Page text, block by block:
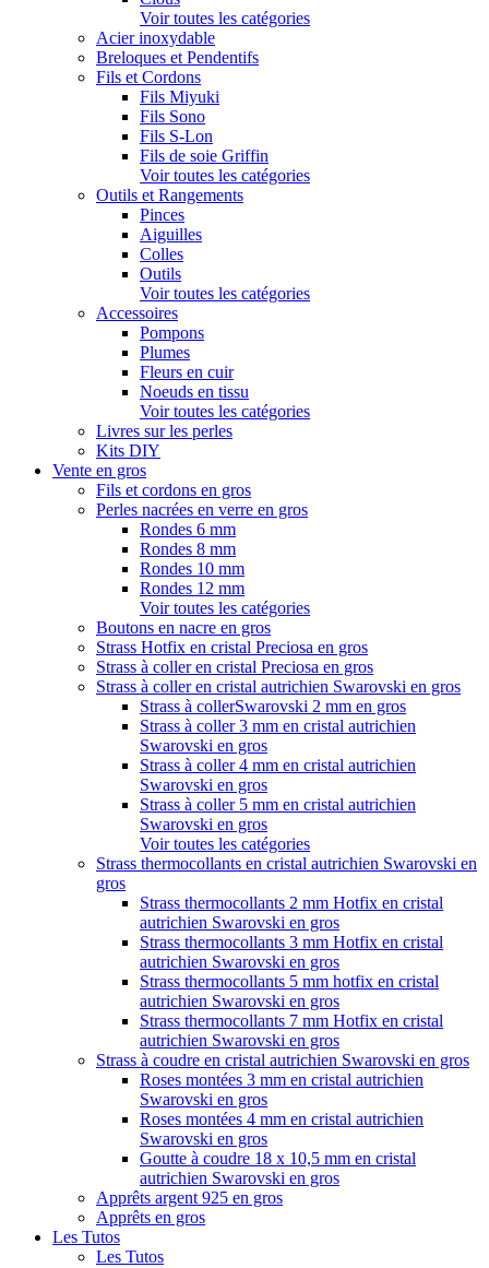
Voir toutes les catégories
Acier inoxydable
Breloques et Pendentifs
Fils et Cordons
Fils Miyuki
Fils Sono
Fils S-Lon
Fils de soie Griffin
Voir toutes les catégories
Outils et Rangements
Pinces
Aiguilles
Colles
Outils
Voir toutes les catégories
Accessoires
Pompons
Plumes
Fleurs en cuir
Noeuds en tissu
Voir toutes les catégories
Livres sur les perles
Kits DIY
Vente en gros
Fils et cordons en gros
Perles nacrées en verre en gros
Rondes 6 mm
Rondes 8 mm
Rondes 10 mm
Rondes 12 mm
Voir toutes les catégories
Boutons en nacre en gros
Strass Hotfix en cristal Preciosa en gros
Strass à coller en cristal Preciosa en gros
Strass à coller en cristal autrichien Swarovski en gros
Strass à collerSwarovski 2 mm en gros
Strass à coller 3 mm en cristal autrichien
Swarovski en gros
Strass à coller 4 mm en cristal autrichien
Swarovski en gros
Strass à coller 5 mm en cristal autrichien
Swarovski en gros
Voir toutes les catégories
Strass thermocollants en cristal autrichien Swarovski en
gros
Strass thermocollants 2 mm Hotfix en cristal
autrichien Swarovski en gros
Strass thermocollants 3 mm Hotfix en cristal
autrichien Swarovski en gros
Strass thermocollants 5 mm hotfix en cristal
autrichien Swarovski en gros
Strass thermocollants 7 mm Hotfix en cristal
autrichien Swarovski en gros
Strass à coudre en cristal autrichien Swarovski en gros
Roses montées 3 mm en cristal autrichien
Swarovski en gros
Roses montées 4 mm en cristal autrichien
Swarovski en gros
Goutte à coudre 18 x 10,5 mm en cristal
autrichien Swarovski en gros
Apprêts argent 925 en gros
Apprêts en gros
Les Tutos
Les Tutos